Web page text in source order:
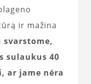
ir mažina
svarstome,
sulaukus 40
ar jame nėra